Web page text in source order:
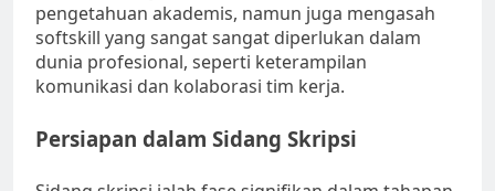
pengetahuan akademis, namun juga mengasah
softskill yang sangat sangat diperlukan dalam
dunia profesional, seperti keterampilan
komunikasi dan kolaborasi tim kerja.
Persiapan dalam Sidang Skripsi